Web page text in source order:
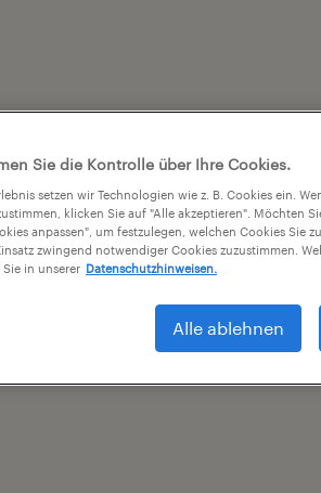
Sie die Kontrolle über Ihre Cookies.
setzen wir Technologien wie z. B. Cookies ein.
klicken Sie auf "Alle akzeptieren". Möchten
anpassen", um festzulegen, welchen Cookies Sie
zwingend notwendiger Cookies zuzustimmen.
in unserer Datenschutzhinweisen.
Alle ablehnen